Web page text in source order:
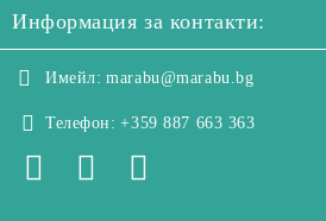
Информация за контакти:
Имейл: marabu@marabu.bg
Телефон: +359 887 663 363